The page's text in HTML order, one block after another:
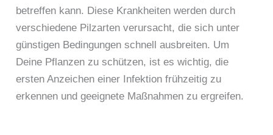
betreffen kann. Diese Krankheiten werden durch
verschiedene Pilzarten verursacht, die sich unter
günstigen Bedingungen schnell ausbreiten. Um
Deine Pflanzen zu schützen, ist es wichtig, die
ersten Anzeichen einer Infektion frühzeitig zu
erkennen und geeignete Maßnahmen zu ergreifen.